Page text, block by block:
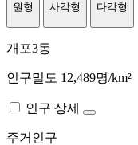
원형 사각형 다각형
개포3동
인구밀도 12,489명/km²
인구 상세
주거인구